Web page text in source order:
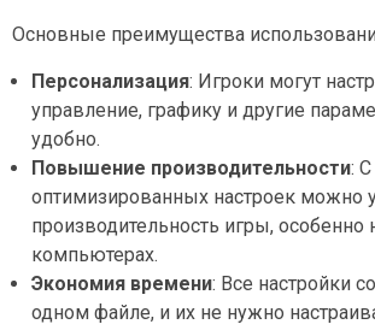
Основные преимущества
Персонализация: Игроки могут
управление, графику и другие
удобно.
Повышение производительности:
оптимизированных настроек можно
производительность игры, особенно
компьютерах.
Экономия времени: Все настройки
одном файле, и их не нужно